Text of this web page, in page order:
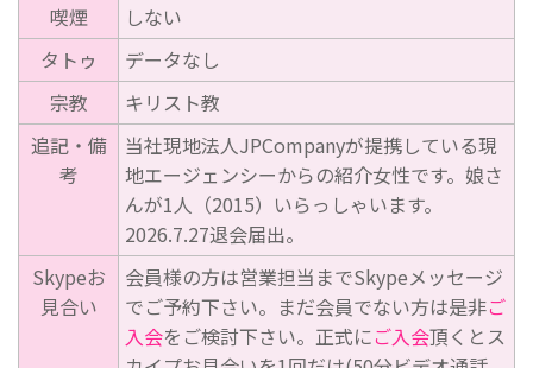
喫煙
しない
タトゥ
データなし
宗教
キリスト教
追記・備
考
当社現地法人JPCompanyが提携している現
地エージェンシーからの紹介女性です。娘さ
んが1人（2015）いらっしゃいます。
2026.7.27退会届出。
Skypeお
見合い
会員様の方は営業担当までSkypeメッセージ
でご予約下さい。まだ会員でない方は是非ご
入会をご検討下さい。正式にご入会頂くとス